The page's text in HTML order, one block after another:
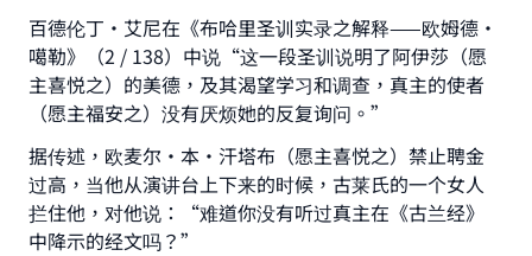
百德伦丁·艾尼在《布哈里圣训实录之解释——欧姆德·
噶勒》（2 / 138）中说“这一段圣训说明了阿伊莎（愿
主喜悦之）的美德，及其渴望学习和调查，真主的使者
（愿主福安之）没有厌烦她的反复询问。”
据传述，欧麦尔·本·汗塔布（愿主喜悦之）禁止聘金
过高，当他从演讲台上下来的时候，古莱氏的一个女人
拦住他，对他说：“难道你没有听过真主在《古兰经》
中降示的经文吗？”